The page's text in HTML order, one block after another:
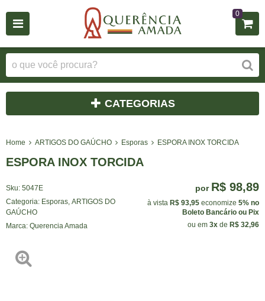
0
CATEGORIAS
Home ARTIGOS DO GAÚCHO Esporas ESPORA INOX TORCIDA
ESPORA INOX TORCIDA
Sku: 5047E
Categoria: Esporas ARTIGOS DO
GAÚCHO
Marca: Querencia Amada
por R$ 98,89
à vista R$ 93,95 economize 5% no
Boleto Bancário ou Pix
ou em 3x de R$ 32,96